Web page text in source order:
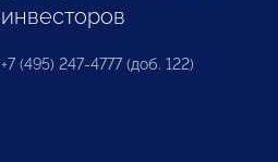
инвесторов
+7 (495) 247-4777 (доб. 122)